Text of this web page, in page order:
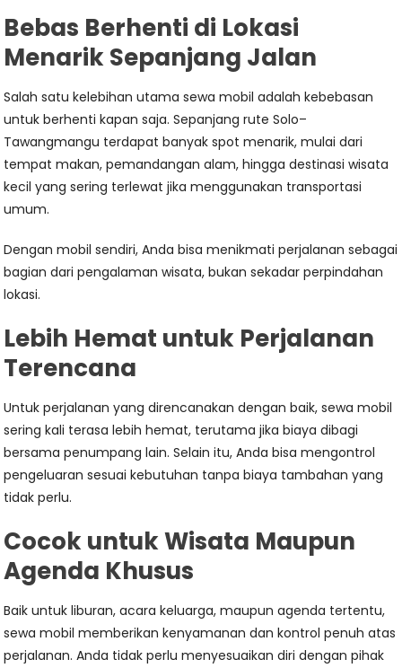
Bebas Berhenti di Lokasi
Menarik Sepanjang Jalan
Salah satu kelebihan utama sewa mobil adalah kebebasan
untuk berhenti kapan saja. Sepanjang rute Solo–
Tawangmangu terdapat banyak spot menarik, mulai dari
tempat makan, pemandangan alam, hingga destinasi wisata
kecil yang sering terlewat jika menggunakan transportasi
umum.
Dengan mobil sendiri, Anda bisa menikmati perjalanan sebagai
bagian dari pengalaman wisata, bukan sekadar perpindahan
lokasi.
Lebih Hemat untuk Perjalanan
Terencana
Untuk perjalanan yang direncanakan dengan baik, sewa mobil
sering kali terasa lebih hemat, terutama jika biaya dibagi
bersama penumpang lain. Selain itu, Anda bisa mengontrol
pengeluaran sesuai kebutuhan tanpa biaya tambahan yang
tidak perlu.
Cocok untuk Wisata Maupun
Agenda Khusus
Baik untuk liburan, acara keluarga, maupun agenda tertentu,
sewa mobil memberikan kenyamanan dan kontrol penuh atas
perjalanan. Anda tidak perlu menyesuaikan diri dengan pihak